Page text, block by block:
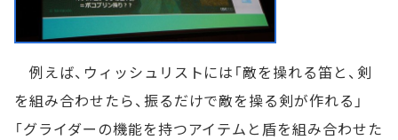
例えば、ウィッシュリストには「敵を操れる笛と、剣
を組み合わせたら、振るだけで敵を操る剣が作れる」
「グライダーの機能を持つアイテムと盾を組み合わせた